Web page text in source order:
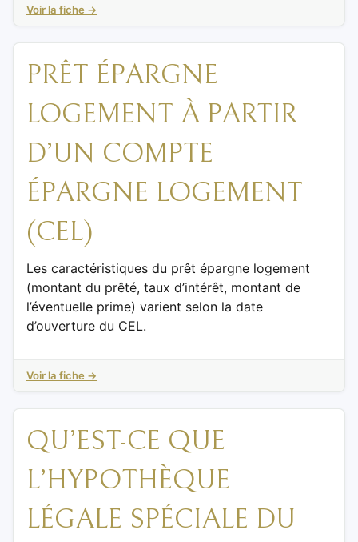
Voir la fiche →
PRÊT ÉPARGNE
LOGEMENT À PARTIR
D’UN COMPTE
ÉPARGNE LOGEMENT
(CEL)
Les caractéristiques du prêt épargne logement
(montant du prêté, taux d’intérêt, montant de
l’éventuelle prime) varient selon la date
d’ouverture du CEL.
Voir la fiche →
QU’EST-CE QUE
L’HYPOTHÈQUE
LÉGALE SPÉCIALE DU